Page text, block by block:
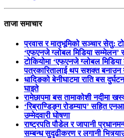
ताजा समाचार
प्रवास र मातृभूमिको सञ्चार सेतु:
‘एफएनजे ग्लोबल मिडिया सम्मेलन’
टोकियोमा ‘एफएनजे ग्लोबल
पत्रकारितालाई थप सशक्त बनाउन
धादिङको बेनीघाटमा राति बस
घाइते
रामेछापमा बस तामाकोशी नदीमा
‘रिब्राण्डिङ्ग रोडम्याप’ सहित
उम्मेदवारी घोषणा
राष्ट्रपति पौडेल र जापानी
सम्बन्ध सुदृढीकरण र लगानी